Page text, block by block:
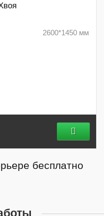
2600*1450 мм
бесплатно